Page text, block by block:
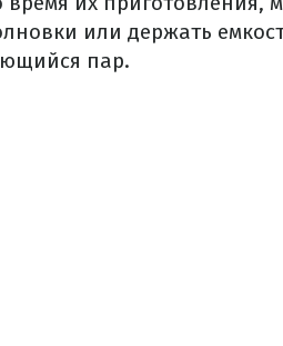
или держать
пар.